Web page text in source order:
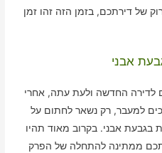
של דירתכם, בזמן הזה זהו זמן
אבני
לדירה החדשה ולעת עתה, אחרי
למעבר, רק נשאר לחתום על
בגבעת אבני. בקרוב מאוד תהיו
ממתינה להתחלה של הפרק